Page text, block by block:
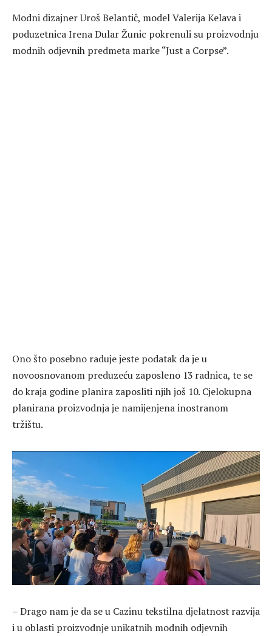
Modni dizajner Uroš Belantič, model Valerija Kelava i
poduzetnica Irena Dular Žunic pokrenuli su proizvodnju
modnih odjevnih predmeta marke “Just a Corpse”.
Ono što posebno raduje jeste podatak da je u
novoosnovanom preduzeću zaposleno 13 radnica, te se
do kraja godine planira zaposliti njih još 10. Cjelokupna
planirana proizvodnja je namijenjena inostranom
tržištu.
– Drago nam je da se u Cazinu tekstilna djelatnost razvija
i u oblasti proizvodnje unikatnih modnih odjevnih